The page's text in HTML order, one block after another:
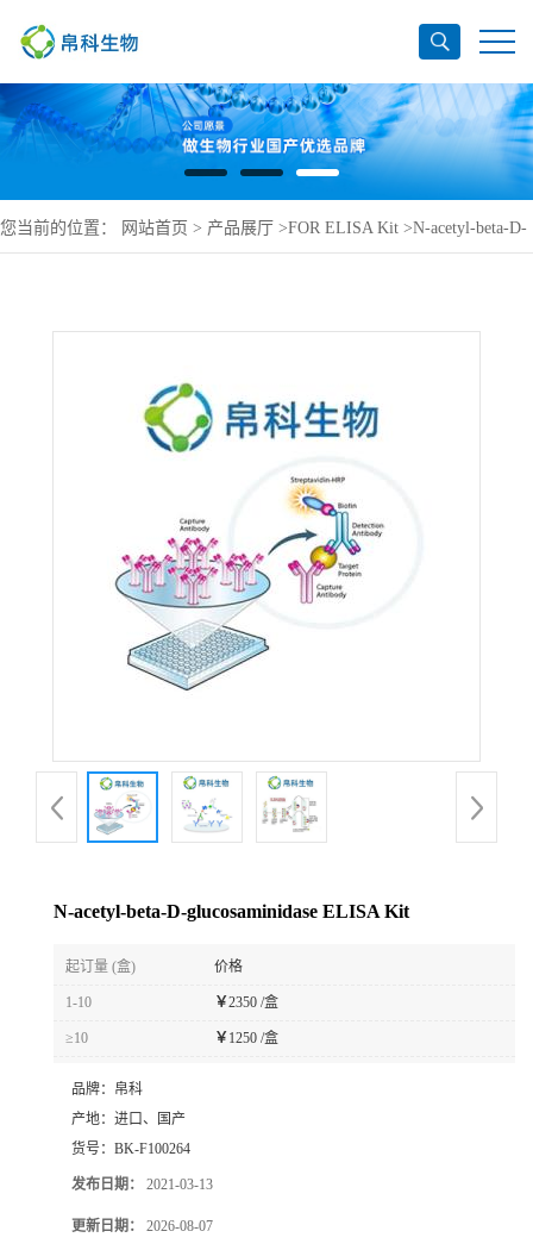
您当前的位置： 网站首页 > 产品展厅 >FOR ELISA Kit >N-acetyl-beta-D-
N-acetyl-beta-D-glucosaminidase ELISA Kit
起订量 (盒) 价格
1-10 ￥2350 /盒
≥10 ￥ 1250 /盒
品牌： 帛科
产地： 进口、国产
货号： BK-F100264
发布日期： 2021-03-13
更新日期： 2026-08-07